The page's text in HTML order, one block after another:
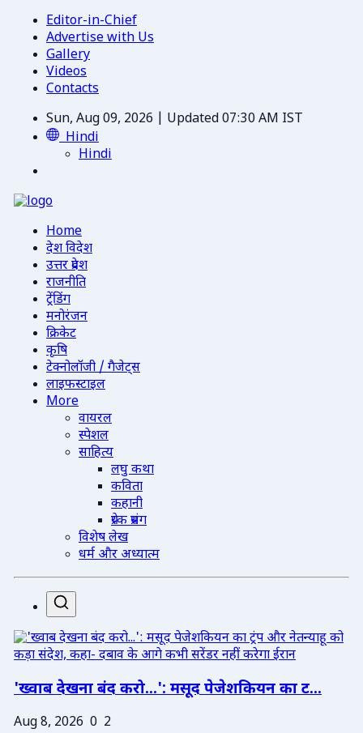
Editor-in-Chief
Advertise with Us
Gallery
Videos
Contacts
Sun, Aug 09, 2026 | Updated 07:30 AM IST
Hindi
Hindi
Home
देश विदेश
उत्तर प्रदेश
राजनीति
ट्रेंडिंग
मनोरंजन
क्रिकेट
कृषि
टेक्नोलॉजी / गैजेट्स
लाइफस्टाइल
More
वायरल
स्पेशल
साहित्य
लघु कथा
कविता
कहानी
प्रेरक प्रसंग
विशेष लेख
धर्म और अध्यात्म
'ख्वाब देखना बंद करो...': मसूद पेजेशकियन का ट...
Aug 8, 2026 0 2